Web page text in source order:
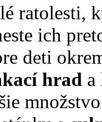
ratolesti,
ich
deti
hrad a